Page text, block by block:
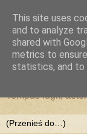
Tempus fugit,
This site uses
and to analyze
shared with
metrics to
statistics, and to